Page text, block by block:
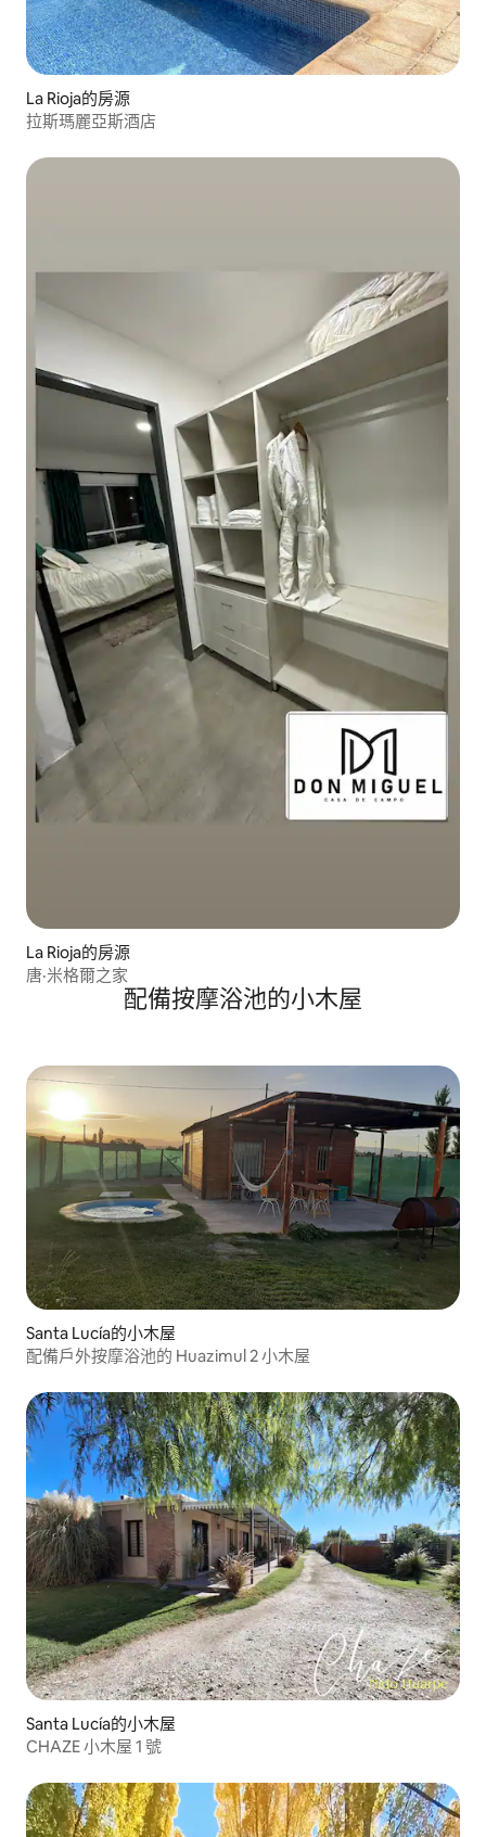
La Rioja的房源
拉斯瑪麗亞斯酒店
La Rioja的房源
唐·米格爾之家
配備按摩浴池的小木屋
Santa Lucía的小木屋
配備戶外按摩浴池的 Huazimul 2 小木屋
Santa Lucía的小木屋
CHAZE 小木屋 1 號